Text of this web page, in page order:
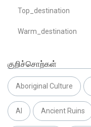
Top_destination
Warm_destination
குறிச்சொற்கள்
Aboriginal Culture
AI Ancient Ruins